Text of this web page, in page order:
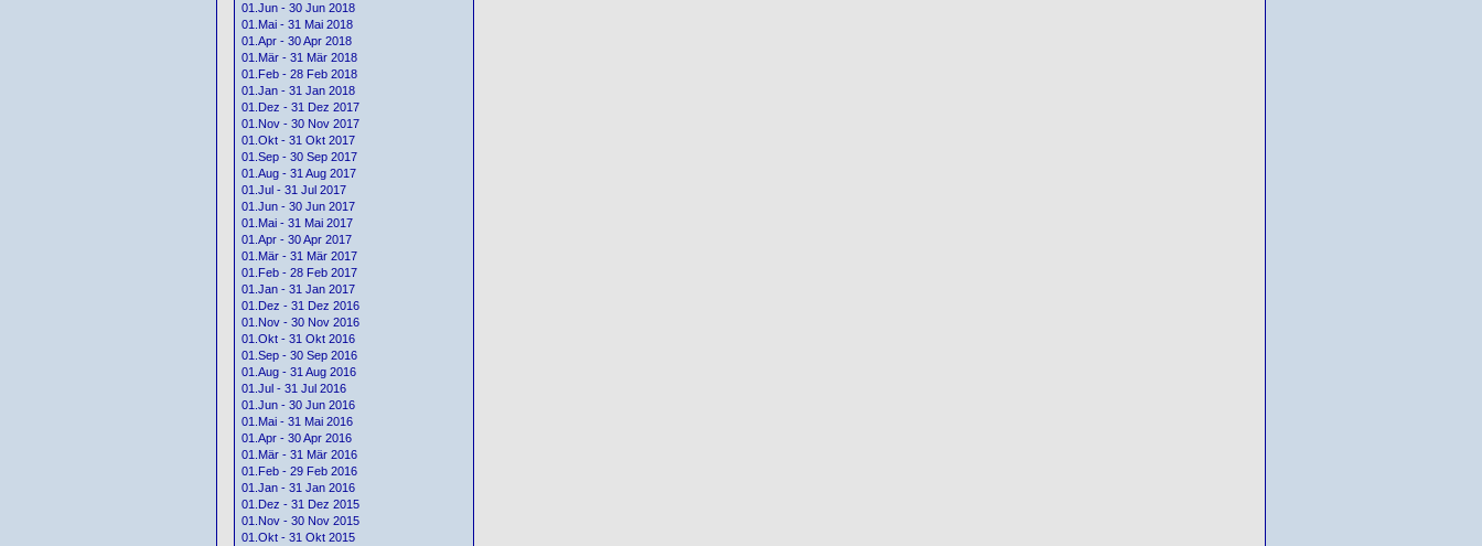
01.Jun - 30 Jun 2018
01.Mai - 31 Mai 2018
01.Apr - 30 Apr 2018
01.Mär - 31 Mär 2018
01.Feb - 28 Feb 2018
01.Jan - 31 Jan 2018
01.Dez - 31 Dez 2017
01.Nov - 30 Nov 2017
01.Okt - 31 Okt 2017
01.Sep - 30 Sep 2017
01.Aug - 31 Aug 2017
01.Jul - 31 Jul 2017
01.Jun - 30 Jun 2017
01.Mai - 31 Mai 2017
01.Apr - 30 Apr 2017
01.Mär - 31 Mär 2017
01.Feb - 28 Feb 2017
01.Jan - 31 Jan 2017
01.Dez - 31 Dez 2016
01.Nov - 30 Nov 2016
01.Okt - 31 Okt 2016
01.Sep - 30 Sep 2016
01.Aug - 31 Aug 2016
01.Jul - 31 Jul 2016
01.Jun - 30 Jun 2016
01.Mai - 31 Mai 2016
01.Apr - 30 Apr 2016
01.Mär - 31 Mär 2016
01.Feb - 29 Feb 2016
01.Jan - 31 Jan 2016
01.Dez - 31 Dez 2015
01.Nov - 30 Nov 2015
01.Okt - 31 Okt 2015